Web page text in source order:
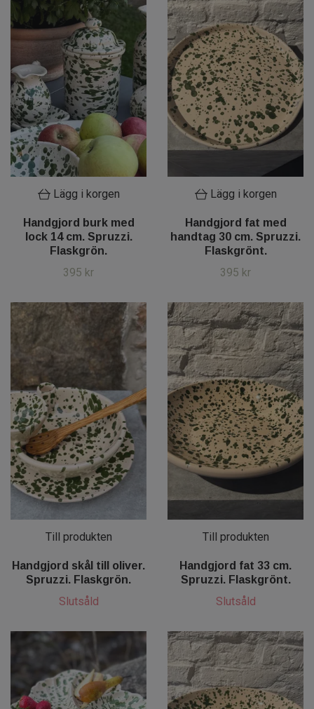
Lägg i korgen
Handgjord burk med
lock 14 cm. Spruzzi.
Flaskgrön.
395 kr
Lägg i korgen
Handgjord fat med
handtag 30 cm. Spruzzi.
Flaskgrönt.
395 kr
Till produkten
Handgjord skål till oliver.
Spruzzi. Flaskgrön.
Slutsåld
Till produkten
Handgjord fat 33 cm.
Spruzzi. Flaskgrönt.
Slutsåld